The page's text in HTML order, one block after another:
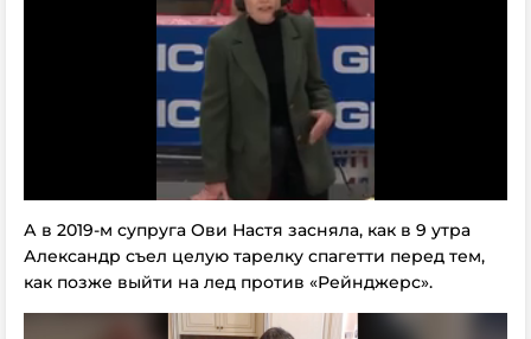
А в 2019-м супруга Ови Настя засняла, как в 9 утра
Александр съел целую тарелку спагетти перед тем,
как позже выйти на лед против «Рейнджерс».